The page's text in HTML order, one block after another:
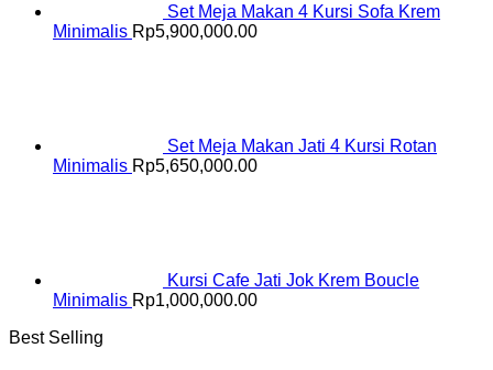
Set Meja Makan 4 Kursi Sofa Krem
Minimalis Rp5,900,000.00
Set Meja Makan Jati 4 Kursi Rotan
Minimalis Rp5,650,000.00
Kursi Cafe Jati Jok Krem Boucle
Minimalis Rp1,000,000.00
Best Selling